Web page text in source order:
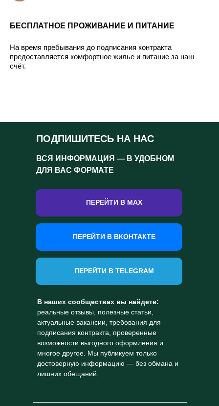
БЕСПЛАТНОЕ ПРОЖИВАНИЕ И ПИТАНИЕ
На время пребывания до подписания контракта
предоставляется комфортное жилье и питание за наш
счёт.
В наших сообществах вы найдете:
реальные отзывы, полезные статьи,
актуальные вакансии, требования для
подписания контракта, проверенные
возможности выгодного оформления и
многое другое. Мы публикуем только
достоверную информацию — без обмана и
лишних обещаний.
ПЕРЕЙТИ В TELEGRAM
ПЕРЕЙТИ В ВКОНТАКТЕ
ПЕРЕЙТИ В MAX
ПОДПИШИТЕСЬ НА НАС
ВСЯ ИНФОРМАЦИЯ — В УДОБНОМ
ДЛЯ ВАС ФОРМАТЕ